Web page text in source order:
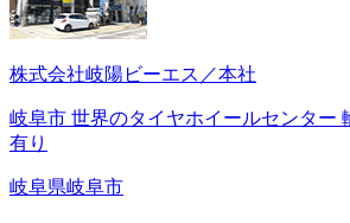
株式会社岐陽ビーエス／本社
岐阜市 世界のタイヤホイールセンター
有り
岐阜県岐阜市